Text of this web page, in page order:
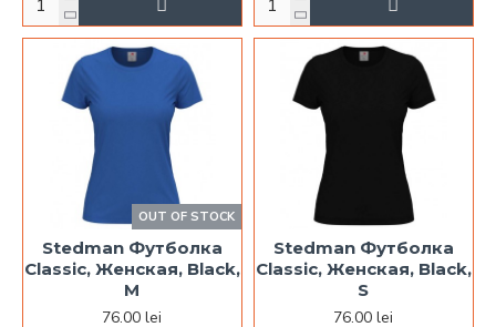
OUT OF STOCK
Stedman Футболка
Classic, Женская, Black,
M
76.00 lei
Stedman Футболка
Classic, Женская, Black,
S
76.00 lei